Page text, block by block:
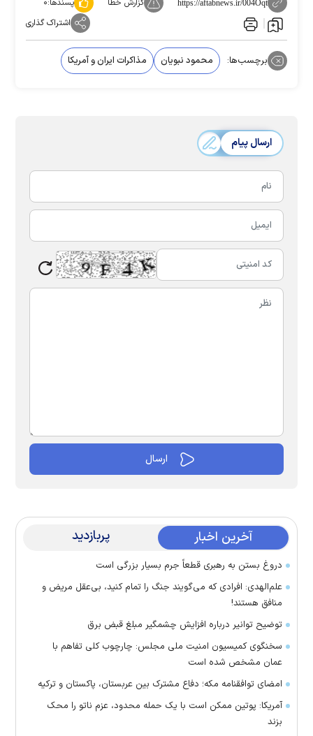
https://aftabnews.ir/004Oqt گزارش خطا پسندها:۰
اشتراک گذاری
برچسب‌ها: محمود نبویان مذاکرات ایران و آمریکا
ارسال پیام
آخرین اخبار پربازدید
دروغ بستن به رهبری قطعاً جرم بسیار بزرگی است
علم‌الهدی: افرادی که می‌گویند جنگ را تمام کنید، بی‌عقل مریض و
منافق هستند!
توضیح توانیر درباره افزایش چشمگیر مبلغ قبض برق
سخنگوی کمیسیون امنیت ملی مجلس: چارچوب کلی تفاهم با
عمان مشخص شده است
امضای توافقنامه مکه؛ دفاع مشترک بین عربستان، پاکستان و ترکیه
آمریکا: پوتین ممکن است با یک حمله محدود، عزم ناتو را محک
بزند